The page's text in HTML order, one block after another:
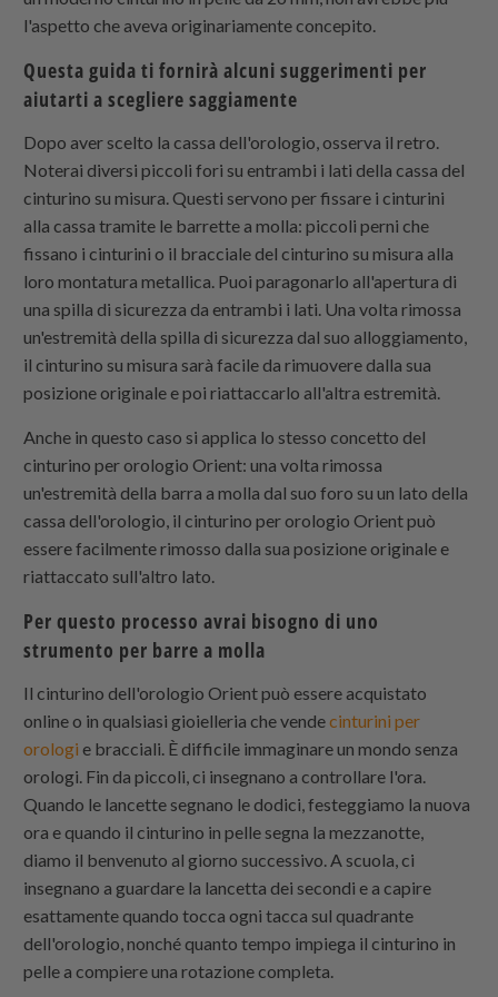
l'aspetto che aveva originariamente concepito.
Questa guida ti fornirà alcuni suggerimenti per
aiutarti a scegliere saggiamente
Dopo aver scelto la cassa dell'orologio, osserva il retro.
Noterai diversi piccoli fori su entrambi i lati della cassa del
cinturino su misura. Questi servono per fissare i cinturini
alla cassa tramite le barrette a molla: piccoli perni che
fissano i cinturini o il bracciale del cinturino su misura alla
loro montatura metallica. Puoi paragonarlo all'apertura di
una spilla di sicurezza da entrambi i lati. Una volta rimossa
un'estremità della spilla di sicurezza dal suo alloggiamento,
il cinturino su misura sarà facile da rimuovere dalla sua
posizione originale e poi riattaccarlo all'altra estremità.
Anche in questo caso si applica lo stesso concetto del
cinturino per orologio Orient: una volta rimossa
un'estremità della barra a molla dal suo foro su un lato della
cassa dell'orologio, il cinturino per orologio Orient può
essere facilmente rimosso dalla sua posizione originale e
riattaccato sull'altro lato.
Per questo processo avrai bisogno di uno
strumento per barre a molla
Il cinturino dell'orologio Orient può essere acquistato
online o in qualsiasi gioielleria che vendecinturini per
orologi e bracciali. È difficile immaginare un mondo senza
orologi. Fin da piccoli, ci insegnano a controllare l'ora.
Quando le lancette segnano le dodici, festeggiamo la nuova
ora e quando il cinturino in pelle segna la mezzanotte,
diamo il benvenuto al giorno successivo. A scuola, ci
insegnano a guardare la lancetta dei secondi e a capire
esattamente quando tocca ogni tacca sul quadrante
dell'orologio, nonché quanto tempo impiega il cinturino in
pelle a compiere una rotazione completa.